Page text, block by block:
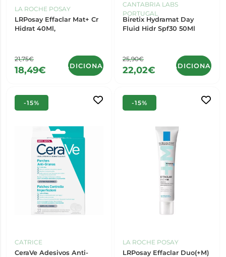
LA ROCHE POSAY
LRPosay Effaclar Mat+ Cr
Hidrat 40Ml,
21,75€
18,49€ ADICIONAR
CANTABRIA LABS
PORTUGAL
Biretix Hydramat Day
Fluid Hidr Spf30 50Ml
25,90€
22,02€ ADICIONAR
-15%
CATRICE
CeraVe Adesivos Anti-
-15%
LA ROCHE POSAY
LRPosay Effaclar Duo(+M)